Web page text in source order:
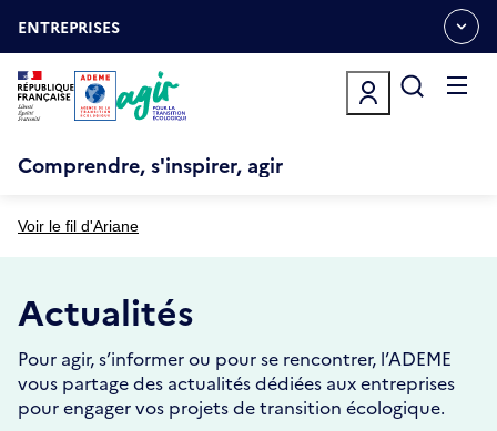
auOUVRIR
LE
MENU
ESPACE
ENTREPRISES
Comprendre, s'inspirer, agir
Voir le fil d'Ariane
Actualités
Pour agir, s’informer ou pour se rencontrer, l’ADEME
vous partage des actualités dédiées aux entreprises
pour engager vos projets de transition écologique.